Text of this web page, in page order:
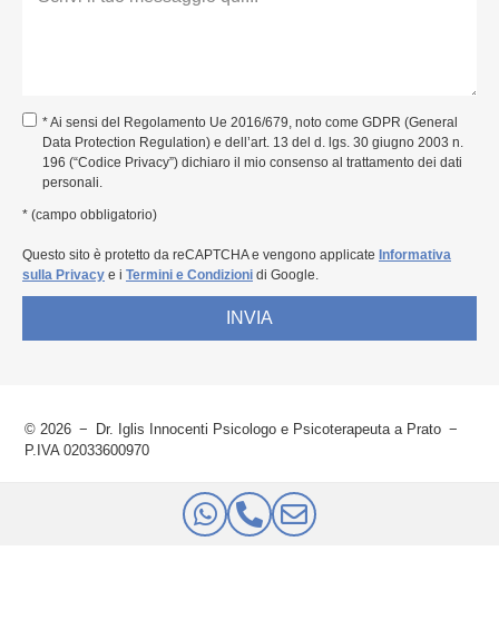
* Ai sensi del Regolamento Ue 2016/679, noto come GDPR (General
Data Protection Regulation) e dell’art. 13 del d. lgs. 30 giugno 2003 n.
196 (“Codice Privacy”) dichiaro il mio consenso al trattamento dei dati
personali.
* (campo obbligatorio)
Questo sito è protetto da reCAPTCHA e vengono applicate Informativa
sulla Privacy e i Termini e Condizioni di Google.
INVIA
© 2026
Dr. Iglis Innocenti Psicologo e Psicoterapeuta a Prato
P.IVA 02033600970
Made with ♥︎ by Identità Creative